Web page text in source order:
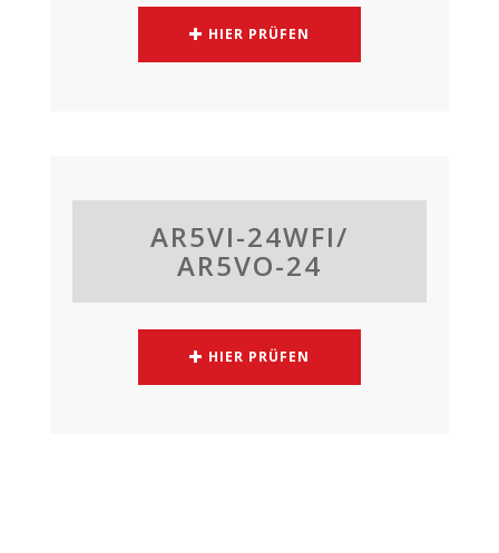
HIER PRÜFEN
AR5VI-24WFI/
AR5VO-24
HIER PRÜFEN